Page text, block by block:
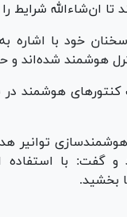
ان‌شاءالله شرایط
۶۰ درصد انرژی مصرفی با این روش
هوشمند
۱۴۰۵ اعلام کرد و گفت:
بخشید.